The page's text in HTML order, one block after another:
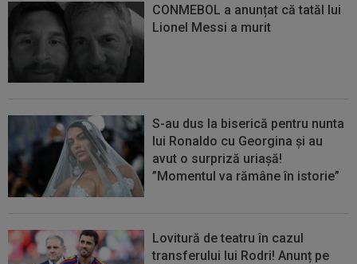
CONMEBOL a anunțat că tatăl lui
Lionel Messi a murit
S-au dus la biserică pentru nunta
lui Ronaldo cu Georgina și au
avut o surpriză uriașă!
”Momentul va rămâne în istorie”
Lovitură de teatru în cazul
transferului lui Rodri! Anunț pe